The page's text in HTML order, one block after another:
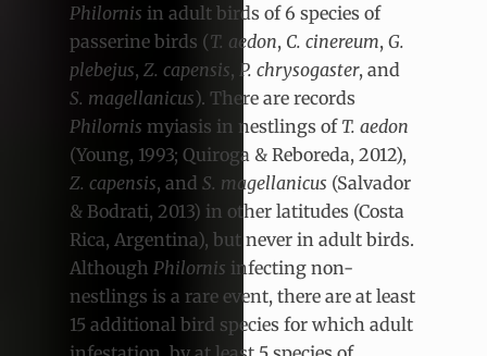
Philornis in adult birds of 6 species of
passerine birds (T. aedon, C. cinereum, G.
plebejus, Z. capensis, P. chrysogaster, and
S. magellanicus). There are records
Philornis myiasis in nestlings of T. aedon
(Young, 1993; Quiroga & Reboreda, 2012),
Z. capensis, and S. magellanicus (Salvador
& Bodrati, 2013) in other latitudes (Costa
Rica, Argentina), but never in adult birds.
Although Philornis infecting non-
nestlings is a rare event, there are at least
15 additional bird species for which adult